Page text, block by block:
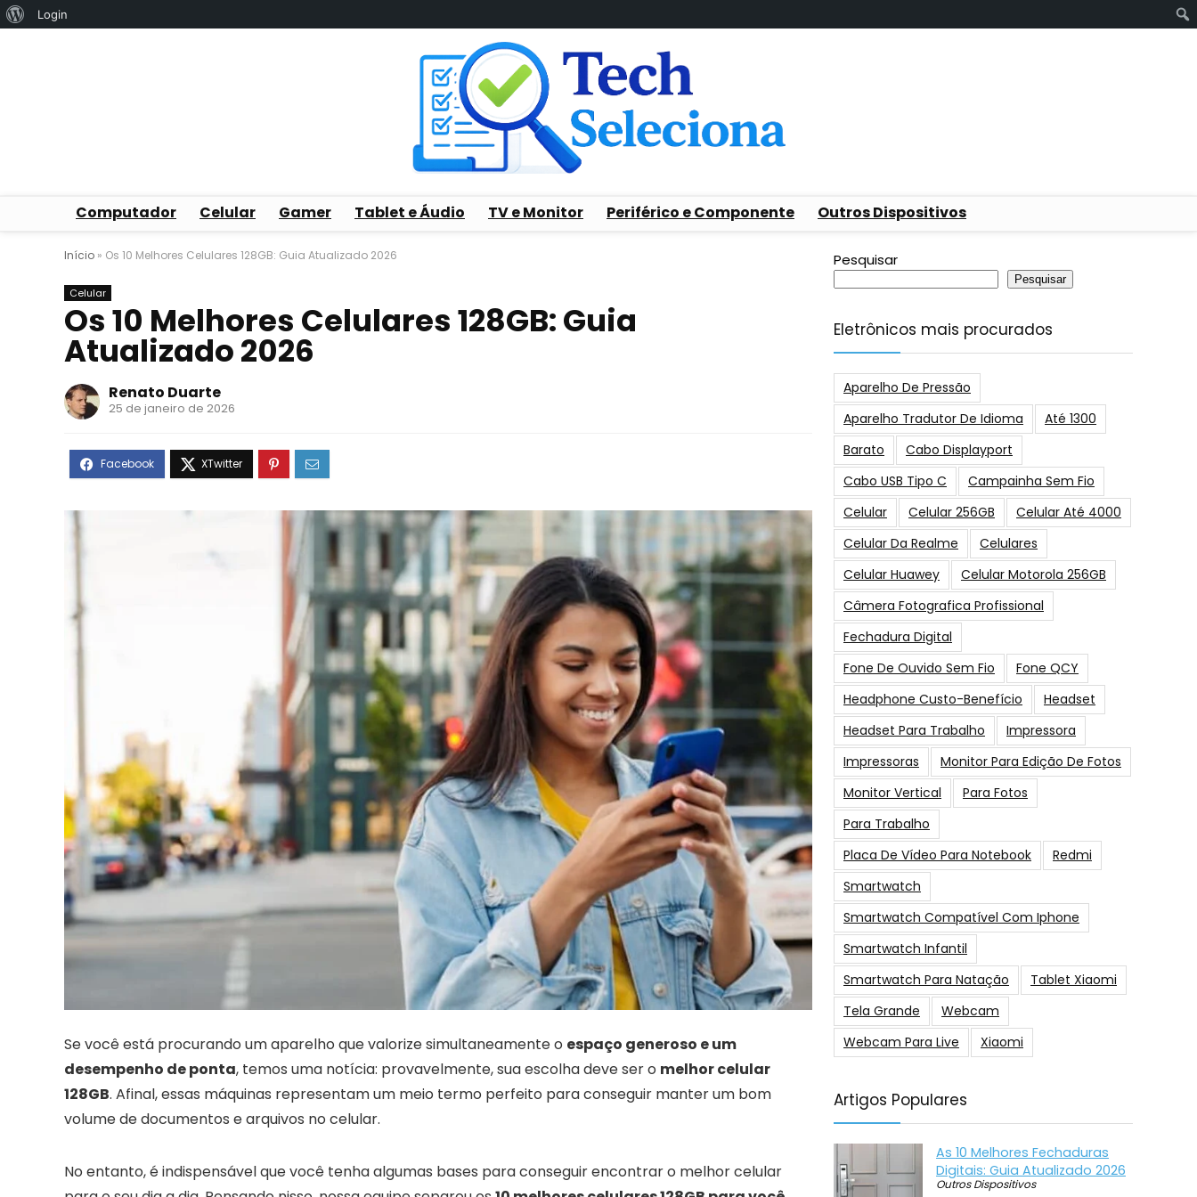
Sobre
Login
Computador Celular Gamer Tablet e Áudio TV e Monitor Periférico e Componente Outros Dispositivos
Início » Os 10 Melhores Celulares 128GB: Guia Atualizado 2026
Celular
Os 10 Melhores Celulares 128GB: Guia
Atualizado 2026
Renato Duarte
25 de janeiro de 2026
Se você está procurando um aparelho que valorize simultaneamente o espaço generoso e um
desempenho de ponta, temos uma notícia: provavelmente, sua escolha deve ser o melhor celular
128GB. Afinal, essas máquinas representam um meio termo perfeito para conseguir manter um bom
volume de documentos e arquivos no celular.
No entanto, é indispensável que você tenha algumas bases para conseguir encontrar o melhor celular
Pesquisar
Pesquisar
Eletrônicos mais procurados
Aparelho De Pressão
Aparelho Tradutor De Idioma
Até 1300
Barato
Cabo Displayport
Cabo USB Tipo C
Campainha Sem Fio
Celular
Celular 256GB
Celular Até 4000
Celular Da Realme
Celulares
Celular Huawey
Celular Motorola 256GB
Câmera Fotografica Profissional
Fechadura Digital
Fone De Ouvido Sem Fio
Fone QCY
Headphone Custo-Benefício
Headset
Headset Para Trabalho
Impressora
Impressoras
Monitor Para Edição De Fotos
Monitor Vertical
Para Fotos
Para Trabalho
Placa De Vídeo Para Notebook
Redmi
Smartwatch
Smartwatch Compatível Com Iphone
Smartwatch Infantil
Smartwatch Para Natação
Tablet Xiaomi
Tela Grande
Webcam
Webcam Para Live
Xiaomi
Artigos Populares
As 10 Melhores Fechaduras
Digitais: Guia Atualizado 2026
Outros Dispositivos